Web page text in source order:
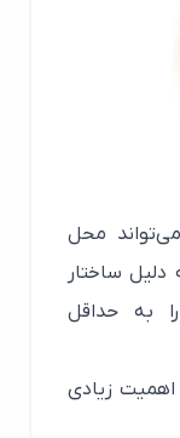
محل
ساختار
حداقل
زیادی